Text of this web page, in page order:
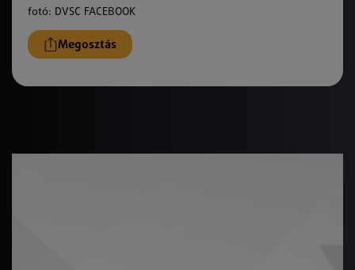
fotó: DVSC FACEBOOK
Megosztás